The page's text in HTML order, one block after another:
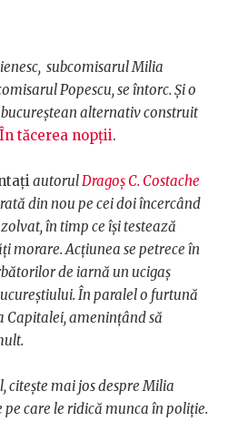
subcomisarul Milia
Popescu, se întorc. Și o
alternativ construit
În tăcerea nopții.
autorulDragoș C. Costache
din nou pe cei doi încercând
în timp ce își testează
morare. Acțiunea se petrece în
de iarnă un ucigaș
În paralel o furtună
Capitalei, amenințând să
citește mai jos despre Milia
care le ridică munca în poliție.